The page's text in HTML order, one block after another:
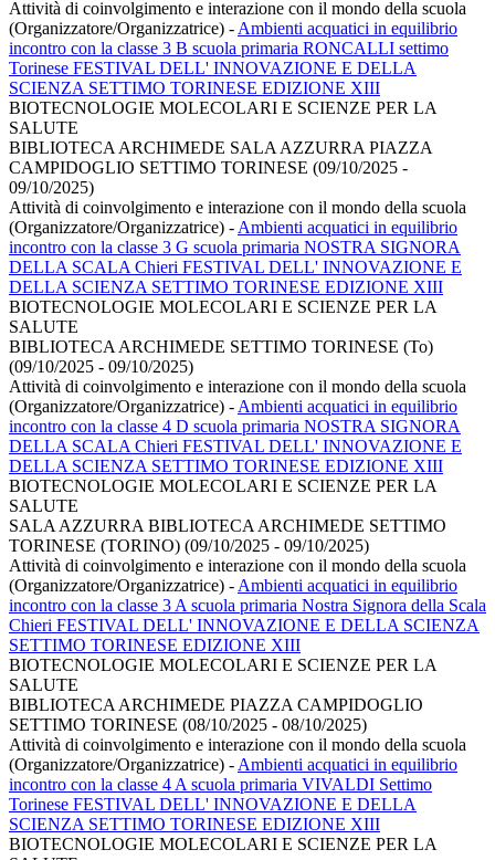
Attività di coinvolgimento e interazione con il mondo della scuola
(Organizzatore/Organizzatrice) - Ambienti acquatici in equilibrio
incontro con la classe 3 B scuola primaria RONCALLI settimo
Torinese FESTIVAL DELL' INNOVAZIONE E DELLA
SCIENZA SETTIMO TORINESE EDIZIONE XIII
BIOTECNOLOGIE MOLECOLARI E SCIENZE PER LA
SALUTE
BIBLIOTECA ARCHIMEDE SALA AZZURRA PIAZZA
CAMPIDOGLIO SETTIMO TORINESE (09/10/2025 -
09/10/2025)
Attività di coinvolgimento e interazione con il mondo della scuola
(Organizzatore/Organizzatrice) - Ambienti acquatici in equilibrio
incontro con la classe 3 G scuola primaria NOSTRA SIGNORA
DELLA SCALA Chieri FESTIVAL DELL' INNOVAZIONE E
DELLA SCIENZA SETTIMO TORINESE EDIZIONE XIII
BIOTECNOLOGIE MOLECOLARI E SCIENZE PER LA
SALUTE
BIBLIOTECA ARCHIMEDE SETTIMO TORINESE (To)
(09/10/2025 - 09/10/2025)
Attività di coinvolgimento e interazione con il mondo della scuola
(Organizzatore/Organizzatrice) - Ambienti acquatici in equilibrio
incontro con la classe 4 D scuola primaria NOSTRA SIGNORA
DELLA SCALA Chieri FESTIVAL DELL' INNOVAZIONE E
DELLA SCIENZA SETTIMO TORINESE EDIZIONE XIII
BIOTECNOLOGIE MOLECOLARI E SCIENZE PER LA
SALUTE
SALA AZZURRA BIBLIOTECA ARCHIMEDE SETTIMO
TORINESE (TORINO) (09/10/2025 - 09/10/2025)
Attività di coinvolgimento e interazione con il mondo della scuola
(Organizzatore/Organizzatrice) - Ambienti acquatici in equilibrio
incontro con la classe 3 A scuola primaria Nostra Signora della Scala
Chieri FESTIVAL DELL' INNOVAZIONE E DELLA SCIENZA
SETTIMO TORINESE EDIZIONE XIII
BIOTECNOLOGIE MOLECOLARI E SCIENZE PER LA
SALUTE
BIBLIOTECA ARCHIMEDE PIAZZA CAMPIDOGLIO
SETTIMO TORINESE (08/10/2025 - 08/10/2025)
Attività di coinvolgimento e interazione con il mondo della scuola
(Organizzatore/Organizzatrice) - Ambienti acquatici in equilibrio
incontro con la classe 4 A scuola primaria VIVALDI Settimo
Torinese FESTIVAL DELL' INNOVAZIONE E DELLA
SCIENZA SETTIMO TORINESE EDIZIONE XIII
BIOTECNOLOGIE MOLECOLARI E SCIENZE PER LA